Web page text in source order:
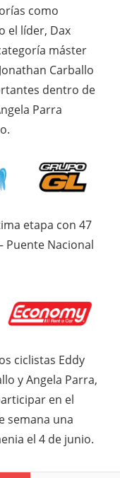
como
el líder, Dax
máster
Carballo
dentro de
Parra
etapa con 47
Puente Nacional
ciclistas Eddy
y Angela Parra,
en el
semana una
el 4 de junio.